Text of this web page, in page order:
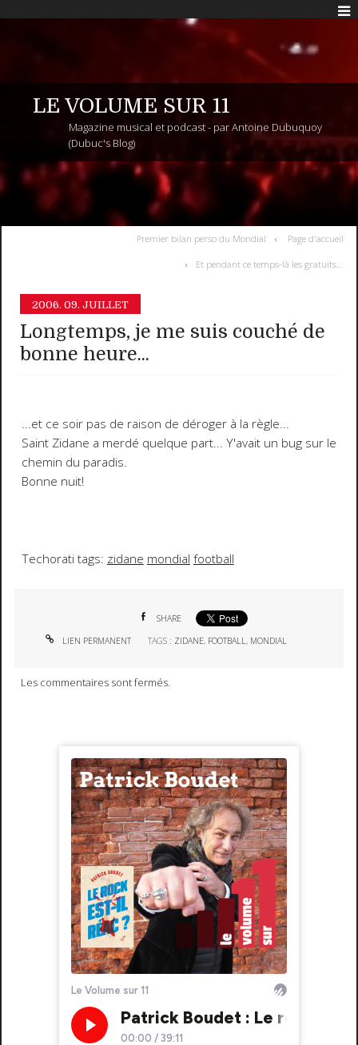
LE VOLUME SUR 11
Magazine musical et podcast - par Antoine Dubuquoy
(Dubuc's Blog)
Premier bilan perso du Mondial Page d'accueil
Et pendant ce temps-là les gratuits...
2006. 09. JUILLET
Longtemps, je me suis couché de
bonne heure...
...et ce soir pas de raison de déroger à la règle...
Saint Zidane a merdé quelque part... Y'avait un bug sur le
chemin du paradis.
Bonne nuit!
Techorati tags: zidane mondial football
SHARE
LIEN PERMANENT TAGS : ZIDANE, FOOTBALL , MONDIAL
Les commentaires sont fermés.